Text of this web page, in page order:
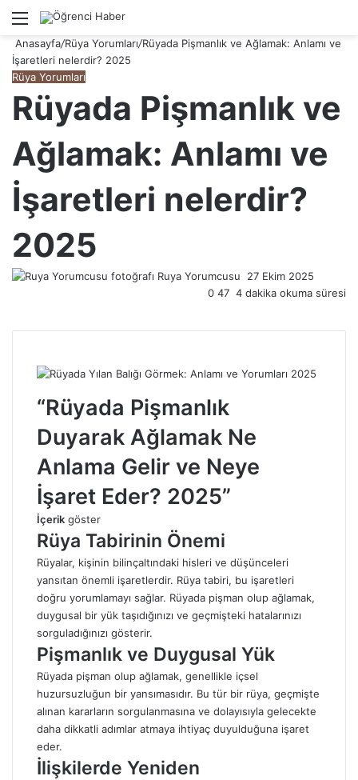
Menü
Anasayfa/Rüya Yorumları/Rüyada Pişmanlık ve Ağlamak: Anlamı ve
İşaretleri nelerdir? 2025
Rüya Yorumları
Rüyada Pişmanlık ve
Ağlamak: Anlamı ve
İşaretleri nelerdir?
2025
Ruya Yorumcusu
Bir
e-
27 Ekim 2025
0 47 4 dakika okuma süresi
“Rüyada Pişmanlık
Duyarak Ağlamak Ne
Anlama Gelir ve Neye
İşaret Eder? 2025”
İçerik göster
Rüya Tabirinin Önemi
Rüyalar, kişinin bilinçaltındaki hisleri ve düşünceleri
yansıtan önemli işaretlerdir. Rüya tabiri, bu işaretleri
doğru yorumlamayı sağlar. Rüyada pişman olup ağlamak,
duygusal bir yük taşıdığınızı ve geçmişteki hatalarınızı
sorguladığınızı gösterir.
Pişmanlık ve Duygusal Yük
Rüyada pişman olup ağlamak, genellikle içsel
huzursuzluğun bir yansımasıdır. Bu tür bir rüya, geçmişte
alınan kararların sorgulanmasına ve dolayısıyla gelecekte
daha dikkatli adımlar atmaya ihtiyaç duyulduğuna işaret
eder.
İlişkilerde Yeniden